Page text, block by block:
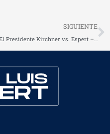
SIGUIENTE